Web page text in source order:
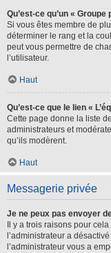
Qu’est-ce qu’un « Groupe
Si vous êtes membre de
déterminer le rang et la
peut vous permettre de
l’utilisateur.
Haut
Qu’est-ce que le lien «
Cette page donne la liste
administrateurs et
qu’ils modèrent.
Haut
Messagerie privée
Je ne peux pas envoyer
Il y a trois raisons pour
l’administrateur a
l’administrateur vous a